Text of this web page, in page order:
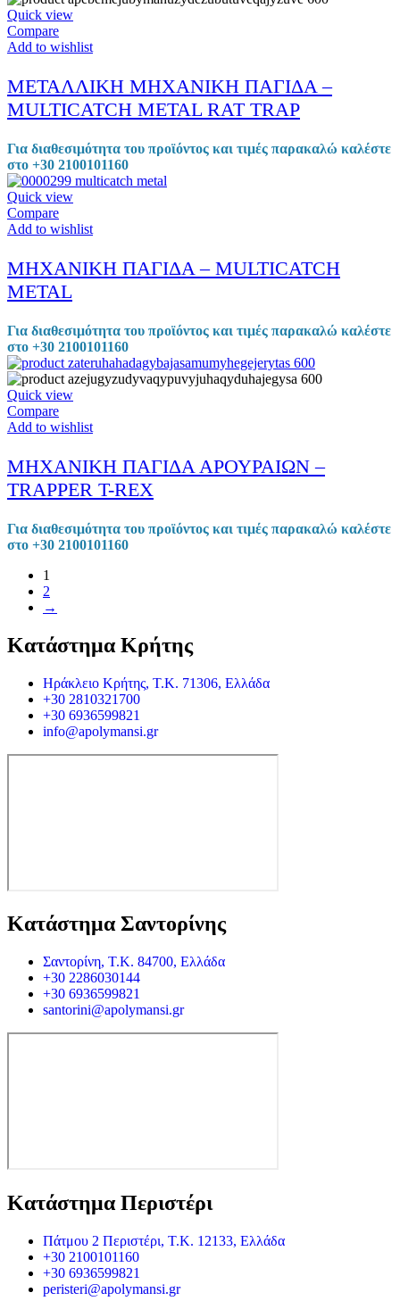
Quick view
Compare
Add to wishlist
ΜΕΤΑΛΛΙΚΗ ΜΗΧΑΝΙΚΗ ΠΑΓΙΔΑ –
MULTICATCH METAL RAT TRAP
Για διαθεσιμότητα του προϊόντος και τιμές παρακαλώ καλέστε
στο +30 2100101160
Quick view
Compare
Add to wishlist
ΜΗΧΑΝΙΚΗ ΠΑΓΙΔΑ – MULTICATCH
METAL
Για διαθεσιμότητα του προϊόντος και τιμές παρακαλώ καλέστε
στο +30 2100101160
Quick view
Compare
Add to wishlist
ΜΗΧΑΝΙΚΗ ΠΑΓΙΔΑ ΑΡΟΥΡΑΙΩΝ –
TRAPPER T-REX
Για διαθεσιμότητα του προϊόντος και τιμές παρακαλώ καλέστε
στο +30 2100101160
1
2
→
Κατάστημα Κρήτης
Ηράκλειο Κρήτης, Τ.Κ. 71306, Ελλάδα
+30 2810321700
+30 6936599821
info@apolymansi.gr
Κατάστημα Σαντορίνης
Σαντορίνη, Τ.Κ. 84700, Ελλάδα
+30 2286030144
+30 6936599821
santorini@apolymansi.gr
Κατάστημα Περιστέρι
Πάτμου 2 Περιστέρι, Τ.Κ. 12133, Ελλάδα
+30 2100101160
+30 6936599821
peristeri@apolymansi.gr